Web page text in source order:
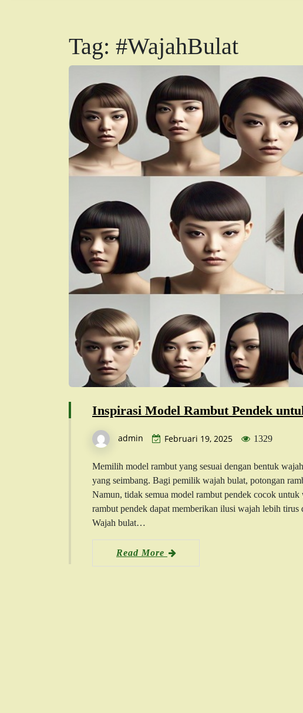
Tag: #WajahBulat
Inspirasi Model Rambut Pendek
admin Februari 19, 2025 1329
Memilih model rambut yang sesuai dengan bentuk
yang seimbang. Bagi pemilik wajah bulat, potongan
Namun, tidak semua model rambut pendek cocok
rambut pendek dapat memberikan ilusi wajah lebih
Wajah bulat…
Read More